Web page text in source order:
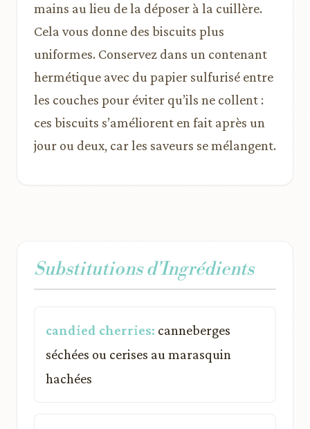
mains au lieu de la déposer à la cuillère.
Cela vous donne des biscuits plus
uniformes. Conservez dans un contenant
hermétique avec du papier sulfurisé entre
les couches pour éviter qu’ils ne collent :
ces biscuits s’améliorent en fait après un
jour ou deux, car les saveurs se mélangent.
Substitutions d'Ingrédients
candied cherries: canneberges
séchées ou cerises au marasquin
hachées